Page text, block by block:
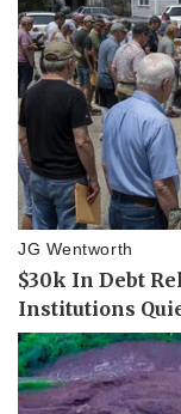
Pháp luật
Vụ án
Tin nóng
Tư vấn luật